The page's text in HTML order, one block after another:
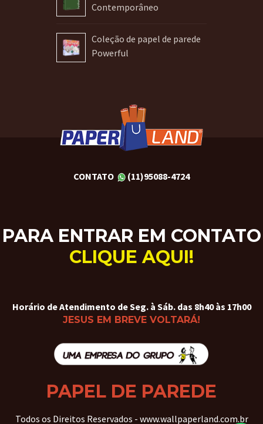
Contemporâneo
Coleção de papel de parede
Powerful
CONTATO (11)95088-4724
PARA ENTRAR EM CONTATO
CLIQUE AQUI!
Horário de Atendimento de Seg. à Sáb. das 8h40 às 17h00
JESUS EM BREVE VOLTARÁ!
PAPEL DE PAREDE
Todos os Direitos Reservados - www.wallpaperland.com.br